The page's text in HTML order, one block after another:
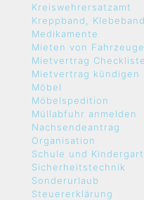
Kreiswehrersatzamt
Kreppband, Klebeband
Medikamente
Mieten von
Mietvertrag Checkliste
Mietvertrag kündigen
Möbel
Möbelspedition
Müllabfuhr anmelden
Nachsendeantrag
Organisation
Schule und
Sicherheitstechnik
Sonderurlaub
Steuererklärung